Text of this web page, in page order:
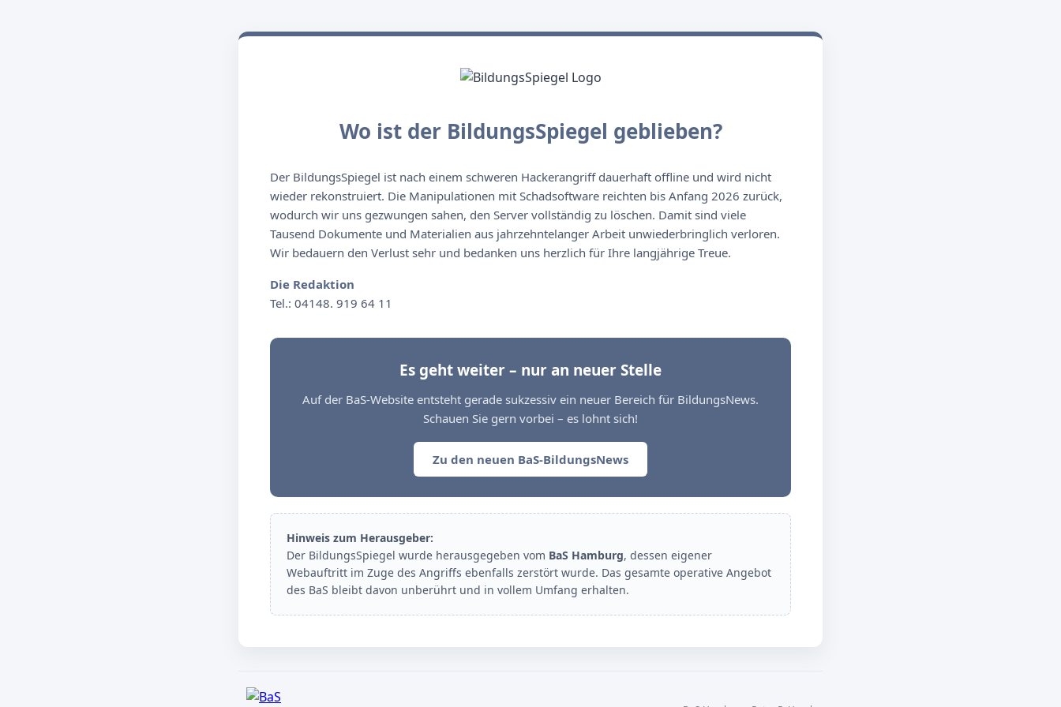
Wo ist der BildungsSpiegel geblieben?
Der BildungsSpiegel ist nach einem schweren Hackerangriff dauerhaft offline und wird nicht
wieder rekonstruiert. Die Manipulationen mit Schadsoftware reichten bis Anfang 2026 zurück,
wodurch wir uns gezwungen sahen, den Server vollständig zu löschen. Damit sind viele
Tausend Dokumente und Materialien aus jahrzehntelanger Arbeit unwiederbringlich verloren.
Wir bedauern den Verlust sehr und bedanken uns herzlich für Ihre langjährige Treue.
Die Redaktion
Tel.: 04148. 919 64 11
Es geht weiter – nur an neuer Stelle
Auf der BaS-Website entsteht gerade sukzessiv ein neuer Bereich für BildungsNews.
Schauen Sie gern vorbei – es lohnt sich!
Zu den neuen BaS-BildungsNews
Hinweis zum Herausgeber:
Der BildungsSpiegel wurde herausgegeben vom BaS Hamburg, dessen eigener
Webauftritt im Zuge des Angriffs ebenfalls zerstört wurde. Das gesamte operative Angebot
des BaS bleibt davon unberührt und in vollem Umfang erhalten.